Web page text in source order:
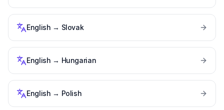
English → Slovak
English → Hungarian
English → Polish